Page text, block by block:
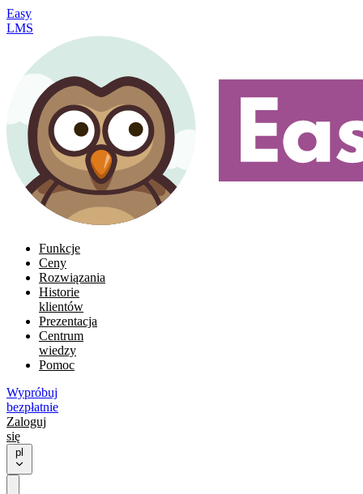
Easy
LMS
Funkcje
Ceny
Rozwiązania
Historie
klientów
Prezentacja
Centrum
wiedzy
Pomoc
Wypróbuj
bezpłatnie
Zaloguj
się
pl